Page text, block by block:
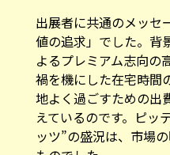
出展者に共通のメッセ
値の追求」でした。背
よるプレミアム志向の
禍を機にした在宅時間
地よく過ごすための出
えているのです。ピッ
ッツ”の盛況は、市場